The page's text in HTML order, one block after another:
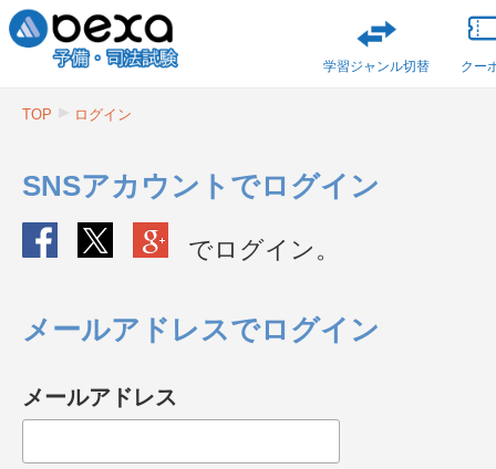
学習ジャンル切替 クー
TOP ログイン
SNSアカウントでログイン
でログイン。
メールアドレスでログイン
メールアドレス